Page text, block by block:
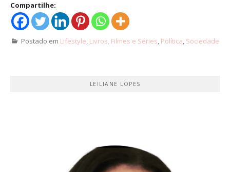
Compartilhe:
Postado em Lifestyle, Livros, Filmes e Séries, Política, Sociedade
LEILIANE LOPES